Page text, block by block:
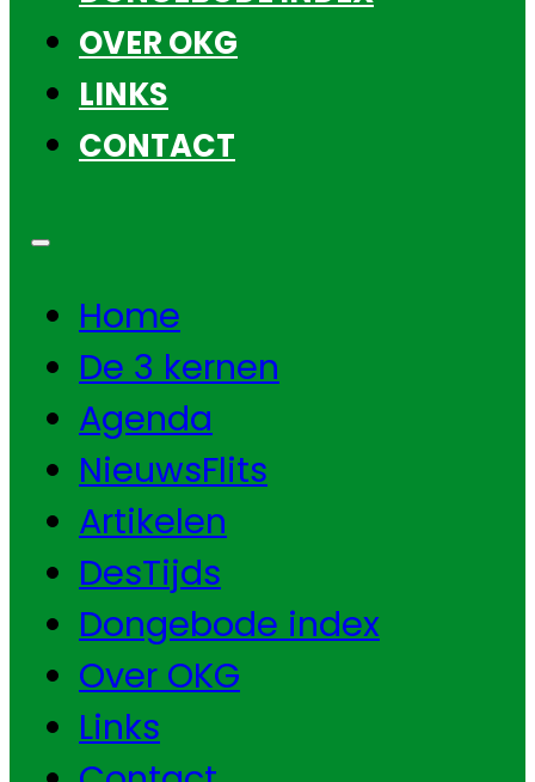
OVER OKG
LINKS
CONTACT
Home
De 3 kernen
Agenda
NieuwsFlits
Artikelen
DesTijds
Dongebode index
Over OKG
Links